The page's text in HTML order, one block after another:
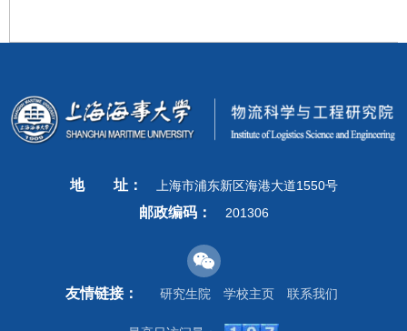
地 址： 上海市浦东新区海港大道1550号
邮政编码： 201306
友情链接： 研究生院 学校主页 联系我们